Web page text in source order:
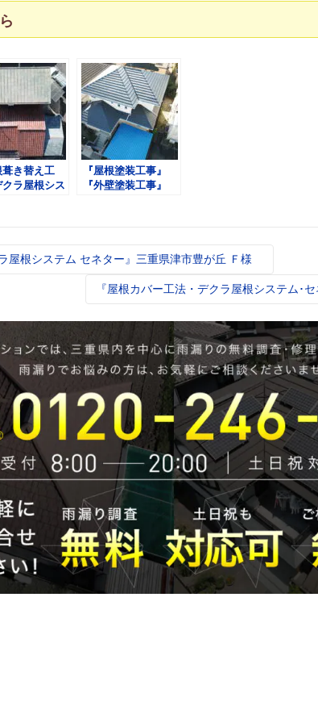
葺き替え工
ラ屋根シス
『屋根塗装工事』
『外壁塗装工事』
屋根システム セネター』三重県津市豊が丘 Ｆ様
『屋根カバー工法・デクラ屋根システム･